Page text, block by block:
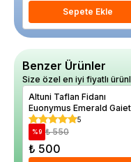
Sepete Ekle
Benzer Ürünler
Size özel en iyi fiyatlı
Altuni Taflan Fidanı
Euonymus Emerald
Saksıda
5
% 9 ₺ 550
₺ 500